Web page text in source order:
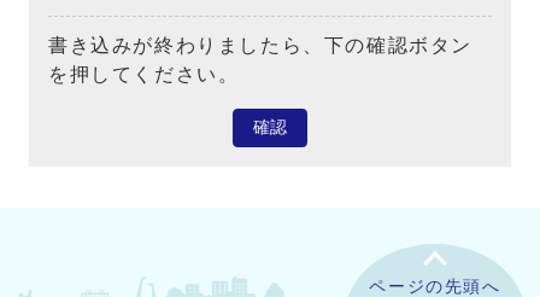
書き込みが終わりましたら、下の確認ボタン
を押してください。
確認
ページの先頭へ